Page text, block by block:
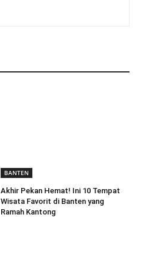
BANTEN
Akhir Pekan Hemat! Ini 10 Tempat
Wisata Favorit di Banten yang
Ramah Kantong